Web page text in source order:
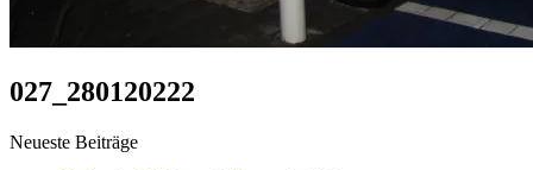
027_280120222
Neueste Beiträge